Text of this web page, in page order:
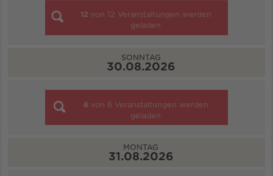
12 von 12 Veranstaltungen werden
geladen
SONNTAG
30.08.2026
6 von 6 Veranstaltungen werden
geladen
MONTAG
31.08.2026